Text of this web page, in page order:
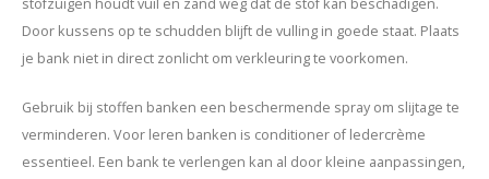
stofzuigen houdt vuil en zand weg dat de stof kan beschadigen.
Door kussens op te schudden blijft de vulling in goede staat. Plaats
je bank niet in direct zonlicht om verkleuring te voorkomen.
Gebruik bij stoffen banken een beschermende spray om slijtage te
verminderen. Voor leren banken is conditioner of ledercrème
essentieel. Een bank te verlengen kan al door kleine aanpassingen,